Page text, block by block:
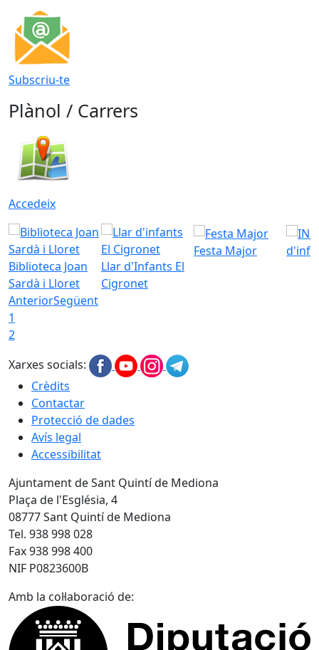
Subscriu-te
Plànol / Carrers
Accedeix
Biblioteca Joan
Sardà i Lloret
Llar d'Infants El
Cigronet
Festa Major
AnteriorSegüent
1
2
Xarxes socials:
Crèdits
Contactar
Protecció de dades
Avís legal
Accessibilitat
Ajuntament de Sant Quintí de Mediona
Plaça de l'Església, 4
08777 Sant Quintí de Mediona
Tel. 938 998 028
Fax 938 998 400
NIF P0823600B
Amb la col·laboració de: